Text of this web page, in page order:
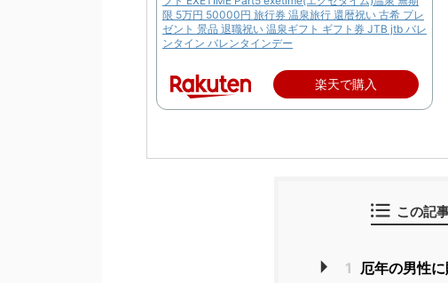
限 5万円 50000円 旅行券 温泉旅行 還暦祝い 古希 プレ
ゼント 景品 退職祝い 温泉ギフト ギフト券 JTB jtb バレ
ンタイン バレンタインデー
楽天で購入
この記
1 厄年の男性